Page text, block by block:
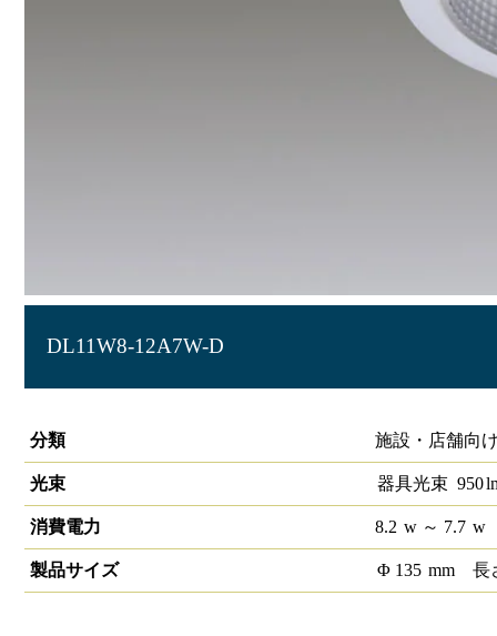
DL11W8-12A7W-D
分類
施設・店舗向
光束 器具光束 950
消費電力 8.2 w～ 7.7 w
製品サイズ Φ 135 mm 長